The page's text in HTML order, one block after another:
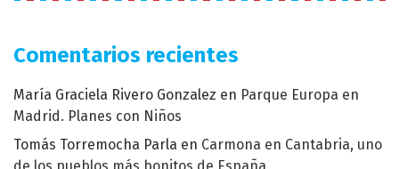
Comentarios recientes
María Graciela Rivero Gonzalez en Parque Europa en
Madrid. Planes con Niños
Tomás Torremocha Parla en Carmona en Cantabria, uno